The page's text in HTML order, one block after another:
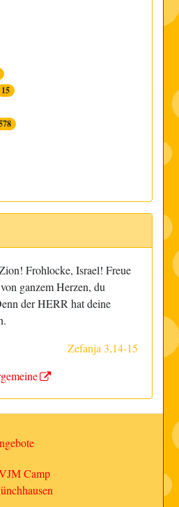
15
Frohlocke, Israel! Freue
ganzem Herzen, du
der HERR hat deine
Zefanja 3,14-15
Camp